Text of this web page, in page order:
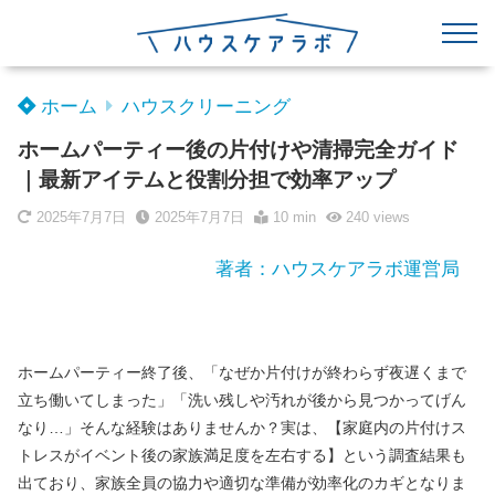
ホーム ハウスクリーニング
ホームパーティー後の片付けや清掃完全ガイド
｜最新アイテムと役割分担で効率アップ
2025年7月7日 2025年7月7日 10 min 240views
著者：ハウスケアラボ運営局
ホームパーティー終了後、「なぜか片付けが終わらず夜遅くまで
立ち働いてしまった」「洗い残しや汚れが後から見つかってげん
なり…」そんな経験はありませんか？実は、【家庭内の片付けス
トレスがイベント後の家族満足度を左右する】という調査結果も
出ており、家族全員の協力や適切な準備が効率化のカギとなりま